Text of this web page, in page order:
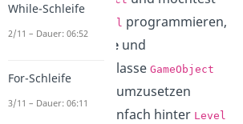
Level programmieren,
Attributeund
der Klasse GameObject
erbt. Um das in Java umzusetzen
schreibst du dann einfach hinter Level
While-Schleife
2/11 – Dauer: 06:52
For-Schleife
3/11 – Dauer: 06:11